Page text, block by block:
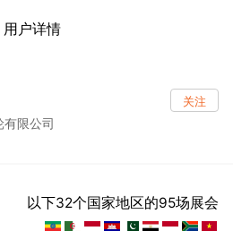
用户详情
有限公司
关注
以下32个国家地区的95场展会